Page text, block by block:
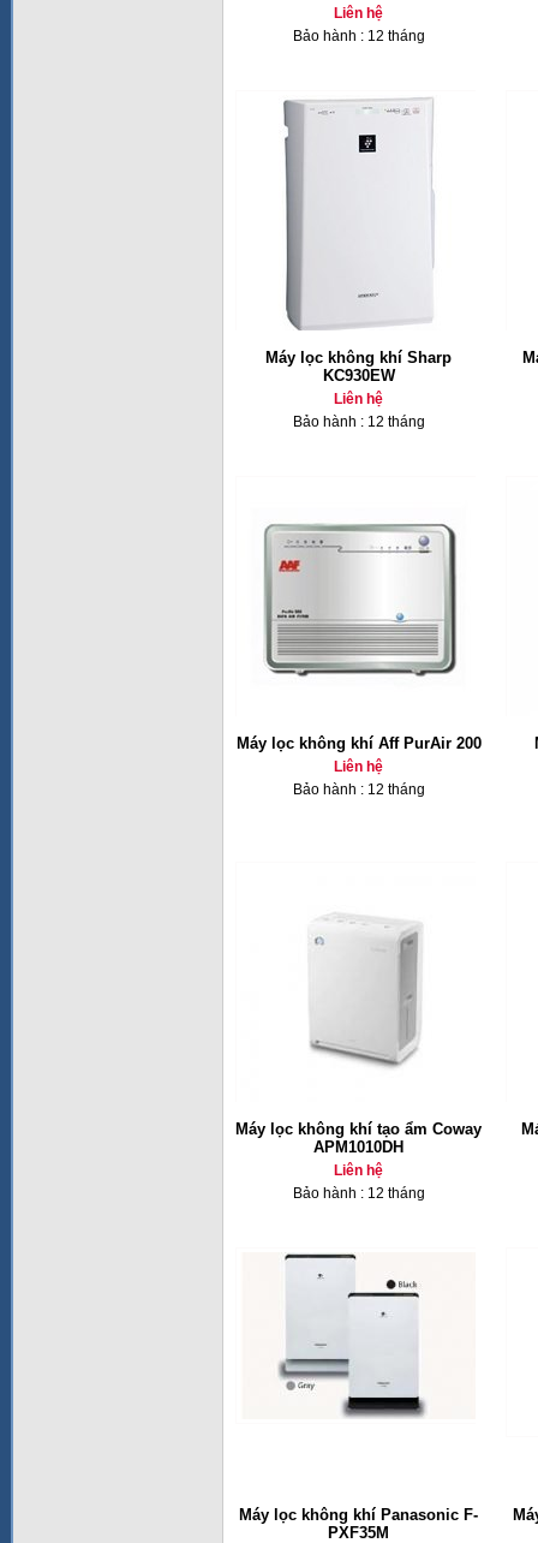
Liên hệ
Bảo hành : 12 tháng
Máy lọc không khí Sharp
KC930EW
Liên hệ
Bảo hành : 12 tháng
Máy lọc không khí Aff PurAir 200
Liên hệ
Bảo hành : 12 tháng
Máy lọc không khí tạo ẩm Coway
APM1010DH
Liên hệ
Bảo hành : 12 tháng
Máy lọc không khí Panasonic F-
PXF35M